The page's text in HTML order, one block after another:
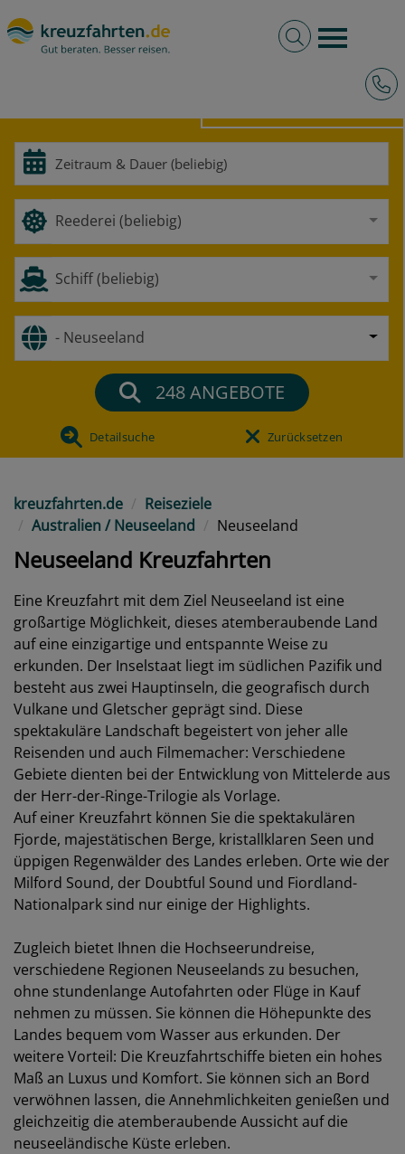
Burger
Volltextsuche
Reederei (beliebig)
Schiff (beliebig)
- Neuseeland
248ANGEBOTE
Detailsuche Zurücksetzen
kreuzfahrten.de
Reiseziele
Australien / Neuseeland
Neuseeland
Neuseeland Kreuzfahrten
Eine Kreuzfahrt mit dem Ziel Neuseeland ist eine
großartige Möglichkeit, dieses atemberaubende Land
auf eine einzigartige und entspannte Weise zu
erkunden. Der Inselstaat liegt im südlichen Pazifik und
besteht aus zwei Hauptinseln, die geografisch durch
Vulkane und Gletscher geprägt sind. Diese
spektakuläre Landschaft begeistert von jeher alle
Reisenden und auch Filmemacher: Verschiedene
Gebiete dienten bei der Entwicklung von Mittelerde aus
der Herr-der-Ringe-Trilogie als Vorlage.
Auf einer Kreuzfahrt können Sie die spektakulären
Fjorde, majestätischen Berge, kristallklaren Seen und
üppigen Regenwälder des Landes erleben. Orte wie der
Milford Sound, der Doubtful Sound und Fiordland-
Nationalpark sind nur einige der Highlights.
Zugleich bietet Ihnen die Hochseerundreise,
verschiedene Regionen Neuseelands zu besuchen,
ohne stundenlange Autofahrten oder Flüge in Kauf
nehmen zu müssen. Sie können die Höhepunkte des
Landes bequem vom Wasser aus erkunden. Der
weitere Vorteil: Die Kreuzfahrtschiffe bieten ein hohes
Maß an Luxus und Komfort. Sie können sich an Bord
verwöhnen lassen, die Annehmlichkeiten genießen und
gleichzeitig die atemberaubende Aussicht auf die
neuseeländische Küste erleben.